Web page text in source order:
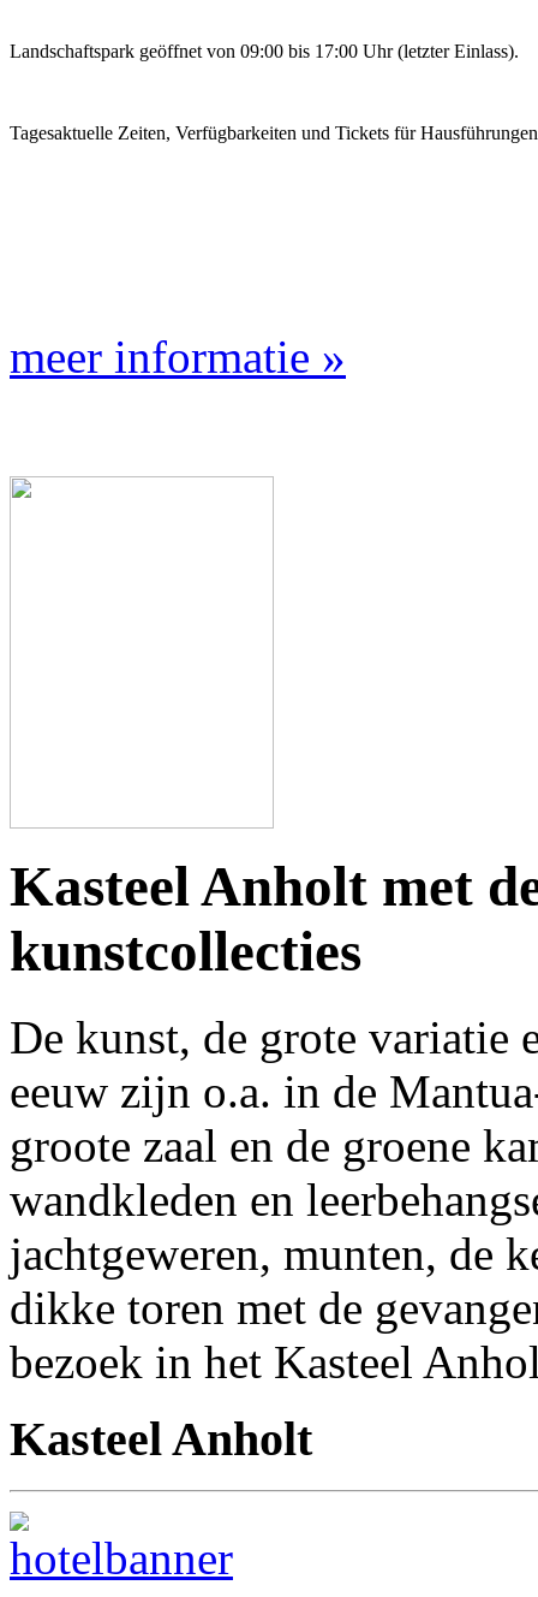
Landschaftspark geöffnet von 09:00 bis 17:00 Uhr (letzter Einlass).
Tagesaktuelle Zeiten, Verfügbarkeiten und Tickets für
meer informatie »
Kasteel Anholt met
kunstcollecties
De kunst, de grote variatie
eeuw zijn o.a. in de
groote zaal en de groene
wandkleden en
jachtgeweren, munten, de
dikke toren met de
bezoek in het Kasteel
Kasteel Anholt